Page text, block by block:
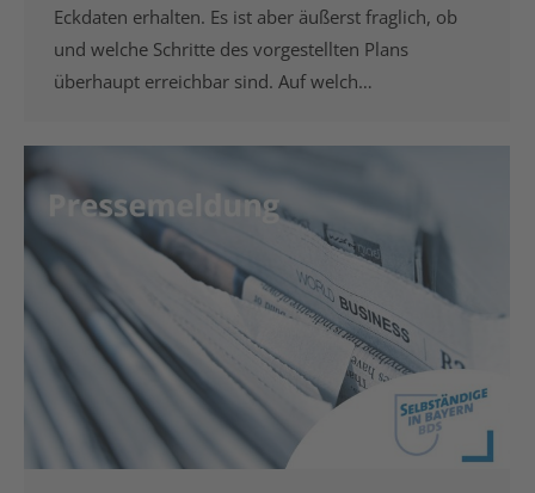
Eckdaten erhalten. Es ist aber äußerst fraglich, ob
und welche Schritte des vorgestellten Plans
überhaupt erreichbar sind. Auf welch…